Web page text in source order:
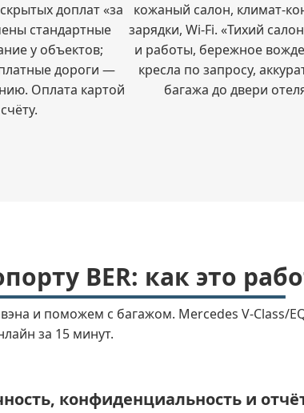
доплат «за
стандартные
у объектов;
дороги —
Оплата картой
кожаный салон, климат-
зарядки, Wi-Fi. «Тихий
и работы, бережное
кресла по запросу,
багажа до двери
BER: как это
и поможем с багажом. Mercedes V-Class/
за 15 минут.
конфиденциальность и